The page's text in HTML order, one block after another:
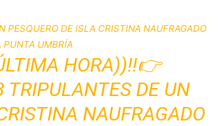
PESQUERO DE ISLA CRISTINA NAUFRAGADO
PUNTA UMBRÍA
HORA))‼️👉
TRIPULANTES DE UN
NAUFRAGADO